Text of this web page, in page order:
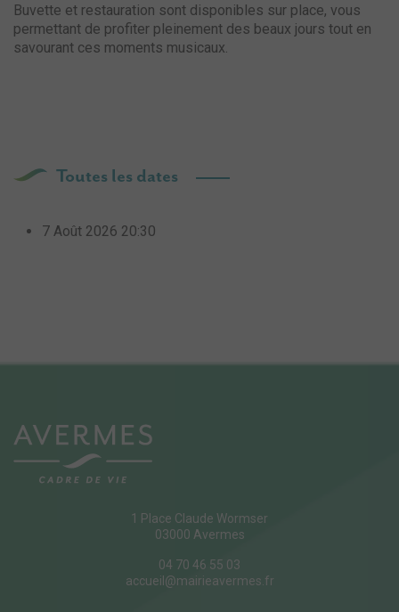
Buvette et restauration sont disponibles sur place, vous
permettant de profiter pleinement des beaux jours tout en
savourant ces moments musicaux.
Toutes les dates
7 Août 2026 20:30
1 Place Claude Wormser
03000 Avermes
04 70 46 55 03
accueil@mairieavermes.fr